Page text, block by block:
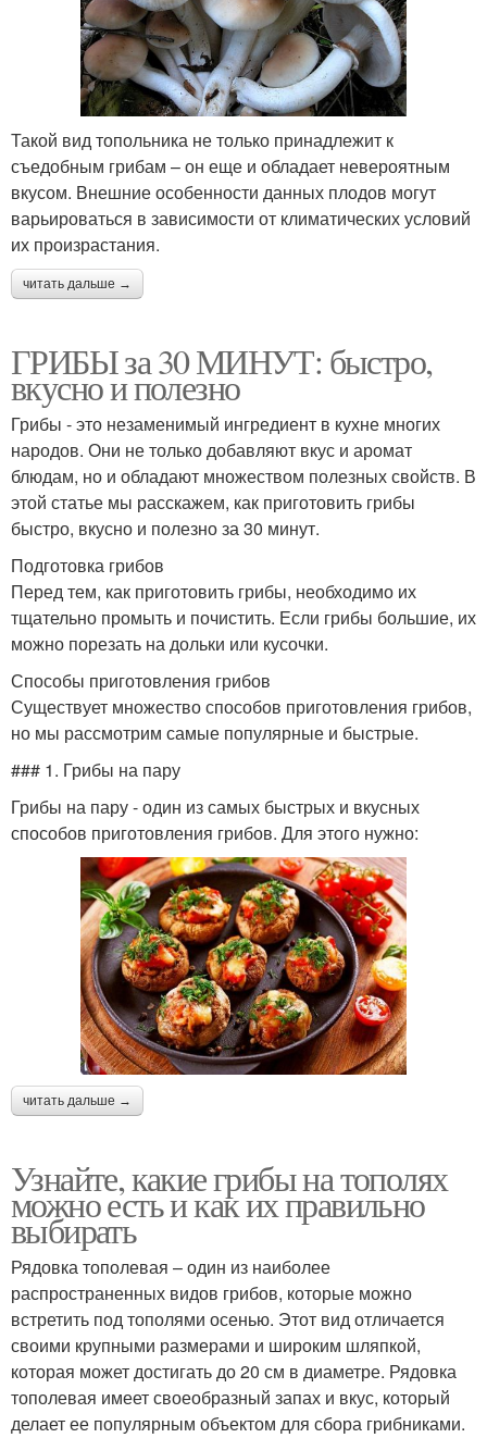
Такой вид топольника не только принадлежит к
съедобным грибам – он еще и обладает невероятным
вкусом. Внешние особенности данных плодов могут
варьироваться в зависимости от климатических условий
их произрастания.
читать дальше →
ГРИБЫ за 30 МИНУТ: быстро,
вкусно и полезно
Грибы - это незаменимый ингредиент в кухне многих
народов. Они не только добавляют вкус и аромат
блюдам, но и обладают множеством полезных свойств. В
этой статье мы расскажем, как приготовить грибы
быстро, вкусно и полезно за 30 минут.
Подготовка грибов
Перед тем, как приготовить грибы, необходимо их
тщательно промыть и почистить. Если грибы большие, их
можно порезать на дольки или кусочки.
Способы приготовления грибов
Существует множество способов приготовления грибов,
но мы рассмотрим самые популярные и быстрые.
### 1. Грибы на пару
Грибы на пару - один из самых быстрых и вкусных
способов приготовления грибов. Для этого нужно:
читать дальше →
Узнайте, какие грибы на тополях
можно есть и как их правильно
выбирать
Рядовка тополевая – один из наиболее
распространенных видов грибов, которые можно
встретить под тополями осенью. Этот вид отличается
своими крупными размерами и широким шляпкой,
которая может достигать до 20 см в диаметре. Рядовка
тополевая имеет своеобразный запах и вкус, который
делает ее популярным объектом для сбора грибниками.